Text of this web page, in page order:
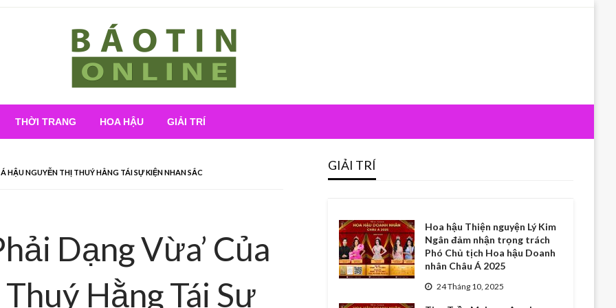
Báo Tin Online
THỜI TRANG HOA HẬU GIẢI TRÍ
HẬU NGUYỄN THỊ THUÝ HẰNG TÁI SỰ KIỆN NHAN SẮC
Dạng Vừa’ Của
Hằng Tái Sự
GIẢI TRÍ
Hoa hậu Thiện nguyện Lý Kim
Ngân đảm nhận trọng trách
Phó Chủ tịch Hoa hậu Doanh
nhân Châu Á 2025
24 Tháng 10, 2025